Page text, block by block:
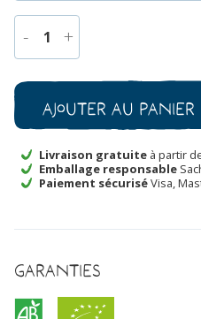
- 1 +
de
Basilic
Fin
Bio
Ajouter au panier
Livraison gratuite à partir
Emballage responsable
Paiement sécuriséVisa,
Garanties